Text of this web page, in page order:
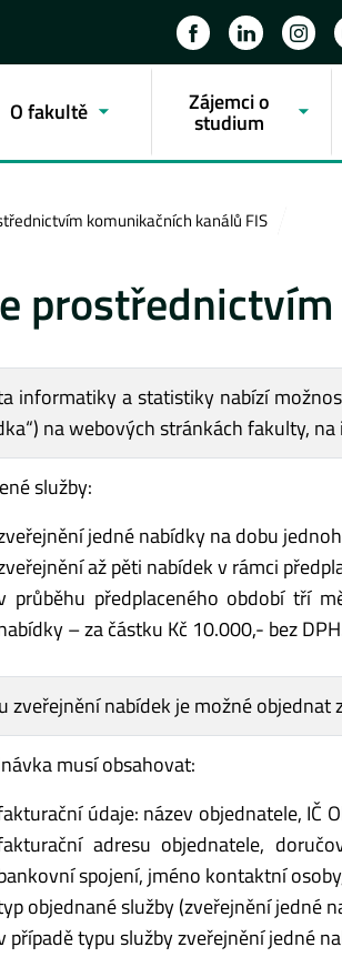
O fakultě Zájemci o
studium
komunikačních kanálů FIS
informatiky a statistiky nabízí
na webových stránkách fakulty,
služby:
jedné nabídky na dobu
až pěti nabídek v rámci
průběhu předplaceného období tří
– za částku Kč 10.000,- bez
zveřejnění nabídek je možné
musí obsahovat:
údaje: název objednatele, IČ
adresu objednatele,
spojení, jméno kontaktní
objednané služby (zveřejnění jedné
případě typu služby zveřejnění jedné